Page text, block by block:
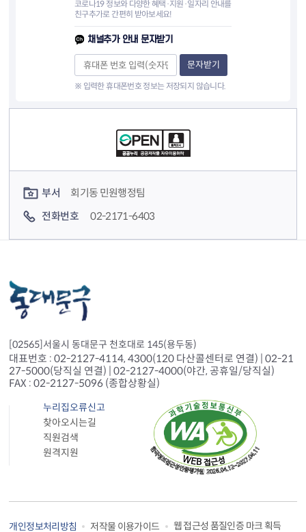
코로나19 정보와 다양한 혜택·지원·일자리 안내를
친구추가로 간편히 받아보세요!
채널추가 안내 문자받기
문자받기
※ 입력한 휴대폰번호 정보는 저장되지 않습니다.
부서
회기동 민원행정팀
전화번호
02-2171-6403
[02565]서울시 동대문구 천호대로 145(용두동)
대표번호 : 02-2127-4114, 4300(120 다산콜센터로 연결) | 02-21
27-5000(당직실 연결) | 02-2127-4000(야간, 공휴일/당직실)
FAX : 02-2127-5096 (종합상황실)
누리집오류신고
찾아오시는길
직원검색
원격지원
개인정보처리방침 저작물 이용가이드 웹 접근성 품질인증 마크 획득